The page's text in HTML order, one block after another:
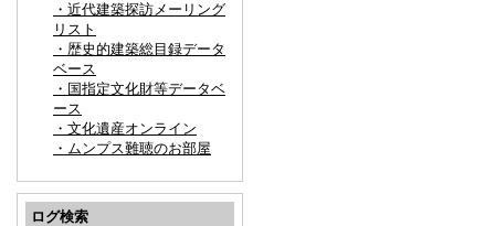
・近代建築探訪メーリング
リスト
・歴史的建築総目録データ
ベース
・国指定文化財等データベ
ース
・文化遺産オンライン
・ムンプス難聴のお部屋
ログ検索